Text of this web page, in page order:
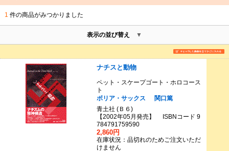
1 件の商品がみつかりました
表示の並び替え
ナチスと動物
ペット・スケープゴート・ホロコース
ト
ボリア・サックス
関口篤
青土社 (Ｂ６)
【2002年05月発売】 ISBNコード 9
784791759590
2,860円
在庫状況：品切れのためご注文いただ
けません